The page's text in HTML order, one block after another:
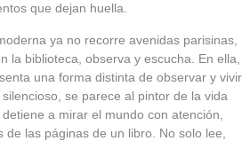
que dejan huella.
ya no recorre avenidas parisinas,
la biblioteca, observa y escucha. En ella,
una forma distinta de observar y vivir
se parece al pintor de la vida
a mirar el mundo con atención,
de las páginas de un libro. No solo lee,